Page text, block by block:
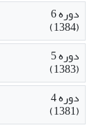
دوره 6
(1384)
دوره 5
(1383)
دوره 4
(1381)